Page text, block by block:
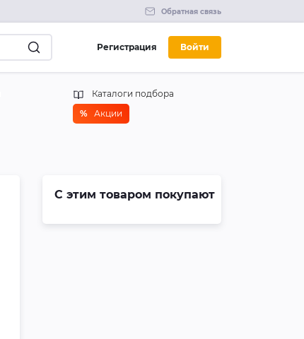
Обратная связь
Регистрация Войти
Каталоги подбора
% Акции
С этим товаром покупают